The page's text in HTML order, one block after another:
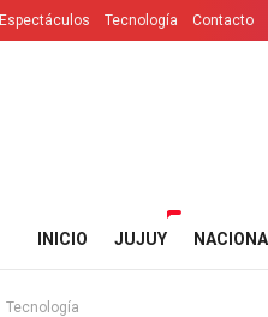
Espectáculos Tecnología Contacto
INICIO JUJUY
Tecnología